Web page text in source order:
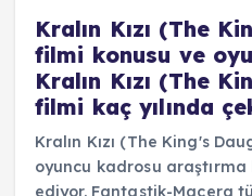
Kralın Kızı (The
filmi konusu ve
Kralın Kızı (The
filmi kaç yılında
Kralın Kızı (The King's
oyuncu kadrosu
ediyor. Fantastik-Macera